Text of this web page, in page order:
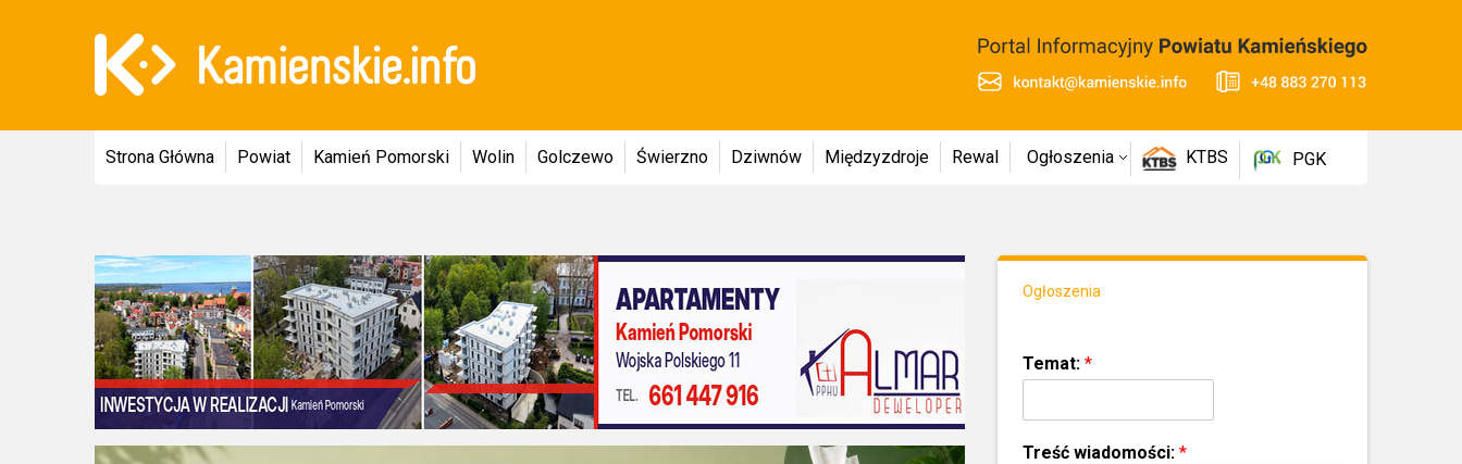
Strona Główna Powiat Kamień Pomorski Wolin Golczewo Świerzno Dziwnów Międzyzdroje Rewal Ogłoszenia KTBS PGK
Ogłoszenia
Temat: *
Treść wiadomości: *